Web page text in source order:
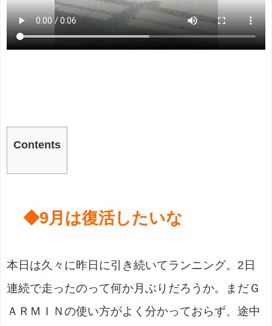
Contents
◆9月は復活したいな
本日は久々に昨日に引き続いてランニング。2日
連続で走ったのって何か月ぶりだろうか。まだＧ
ＡＲＭＩＮの使い方がよく分かっておらず、途中